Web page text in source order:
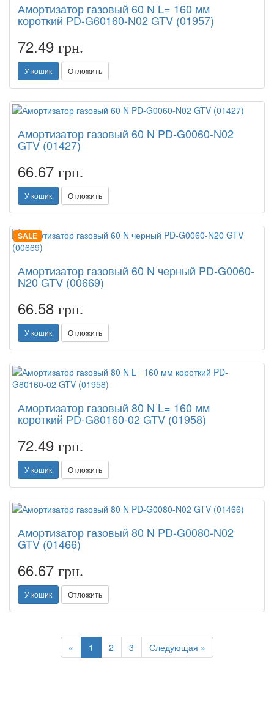
Амортизатор газовый 60 N L= 160 мм
короткий PD-G60160-N02 GTV (01957)
72.49 грн.
У кошик Отложить
Амортизатор газовый 60 N PD-G0060-N02
GTV (01427)
66.67 грн.
У кошик Отложить
SALE
Амортизатор газовый 60 N черный PD-G0060-
N20 GTV (00669)
66.58 грн.
У кошик Отложить
Амортизатор газовый 80 N L= 160 мм
короткий PD-G80160-02 GTV (01958)
72.49 грн.
У кошик Отложить
Амортизатор газовый 80 N PD-G0080-N02
GTV (01466)
66.67 грн.
У кошик Отложить
« Previous
1 2 3 Следующая »